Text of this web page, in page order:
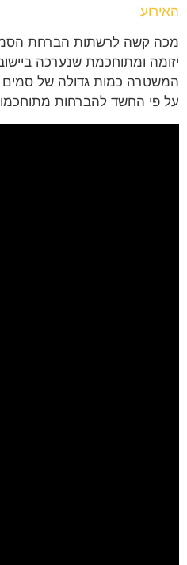
האירוע
מכה קשה לרשתות הברחת
יזומה ומתוחכמת שנערכה
המשטרה כמות גדולה של סמים
על פי החשד להברחות